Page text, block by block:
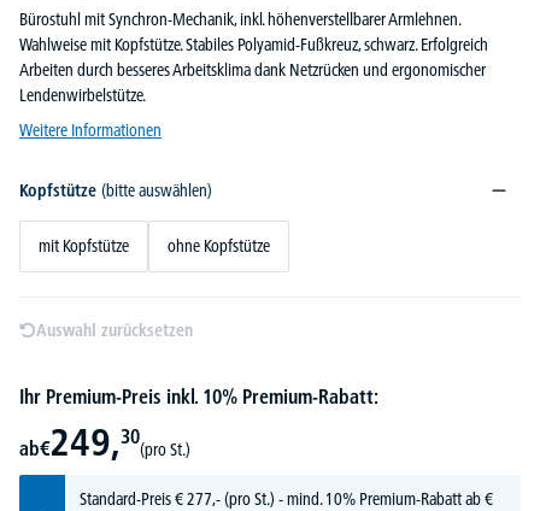
Bürostuhl mit Synchron-Mechanik, inkl. höhenverstellbarer Armlehnen.
Wahlweise mit Kopfstütze. Stabiles Polyamid-Fußkreuz, schwarz. Erfolgreich
Arbeiten durch besseres Arbeitsklima dank Netzrücken und ergonomischer
Lendenwirbelstütze.
Weitere Informationen
Kopfstütze (bitte auswählen)
mit Kopfstütze ohne Kopfstütze
Auswahl zurücksetzen
Ihr Premium-Preis inkl. 10% Premium-Rabatt:
ab€249,30
(pro St.)
Standard-Preis€277,-(pro St.) - mind. 10% Premium-Rabatt ab €